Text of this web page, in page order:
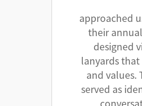
approached
their
designed
lanyards
and values.
served as